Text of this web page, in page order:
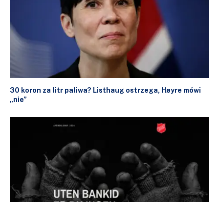
30 koron za litr paliwa? Listhaug ostrzega, Høyre mówi
„nie”